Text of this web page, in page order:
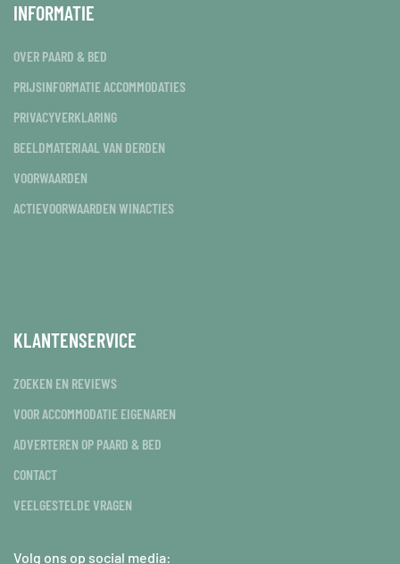
INFORMATIE
OVER PAARD & BED
PRIJSINFORMATIE ACCOMMODATIES
PRIVACYVERKLARING
BEELDMATERIAAL VAN DERDEN
VOORWAARDEN
ACTIEVOORWAARDEN WINACTIES
KLANTENSERVICE
ZOEKEN EN REVIEWS
VOOR ACCOMMODATIE EIGENAREN
ADVERTEREN OP PAARD & BED
CONTACT
VEELGESTELDE VRAGEN
Volg ons op social media: